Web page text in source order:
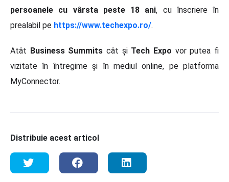
persoanele cu vârsta peste 18 ani, cu înscriere în
prealabil pe https://www.techexpo.ro/.
Atât Business Summits cât și Tech Expo vor putea fi
vizitate în întregime și în mediul online, pe platforma
MyConnector.
Distribuie acest articol